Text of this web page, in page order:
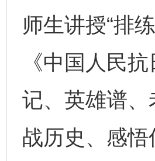
师生讲授“排
《中国人民
记、英雄谱
战历史、感悟